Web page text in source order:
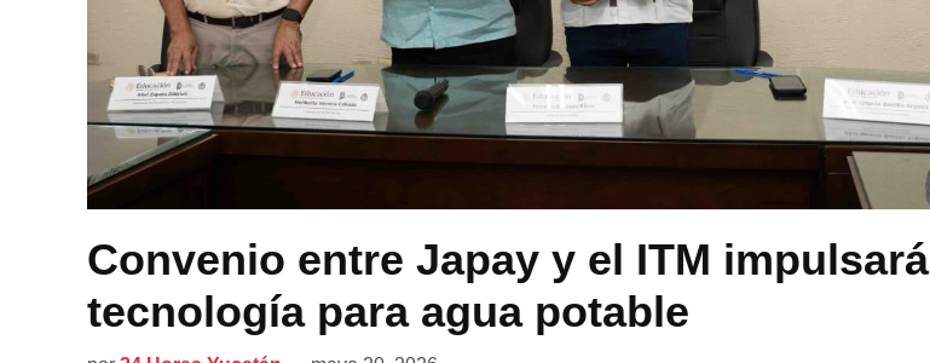
Convenio entre Japay y el ITM impulsará
tecnología para agua potable